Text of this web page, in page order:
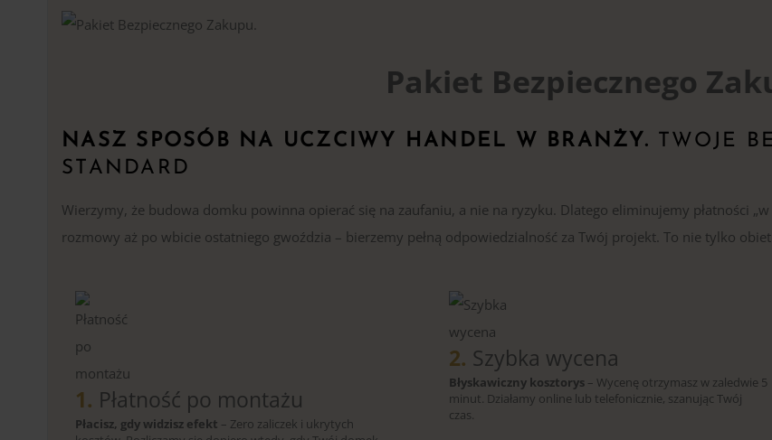
Pakiet Bezpiecznego
NASZ SPOSÓB NA UCZCIWY HANDEL W BRANŻY.
TWOJE
STANDARD
Wierzymy, że budowa domku powinna opierać się na zaufaniu, a nie na ryzyku. Dlatego eliminujemy płatności
rozmowy aż po wbicie ostatniego gwoździa – bierzemy pełną odpowiedzialność za Twój projekt. To nie tylko
1. Płatność po montażu
Płacisz, gdy widzisz efekt – Zero zaliczek i ukrytych
2. Szybka wycena
Błyskawiczny kosztorys– Wycenę otrzymasz w zaledwie 5
minut. Działamy online lub telefonicznie, szanując Twój
czas.